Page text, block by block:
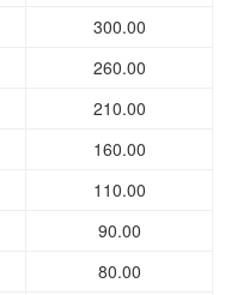
300.00
260.00
210.00
160.00
110.00
90.00
80.00